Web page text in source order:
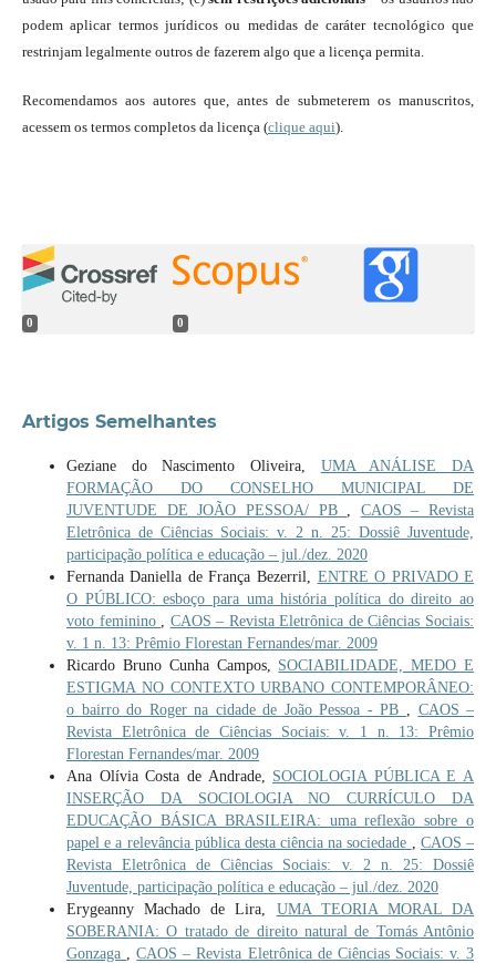
podem aplicar termos jurídicos ou medidas de caráter tecnológico que
restrinjam legalmente outros de fazerem algo que a licença permita.
Recomendamos aos autores que, antes de submeterem os manuscritos,
acessem os termos completos da licença (clique aqui).
0 0
Artigos Semelhantes
Geziane do Nascimento Oliveira, UMA ANÁLISE DA
FORMAÇÃO DO CONSELHO MUNICIPAL DE
JUVENTUDE DE JOÃO PESSOA/ PB
CAOS – Revista
Eletrônica de Ciências Sociais: v. 2 n. 25: Dossiê Juventude,
participação política e educação – jul./dez. 2020
Fernanda Daniella de França Bezerril, ENTRE O PRIVADO E
O PÚBLICO: esboço para uma história política do direito ao
voto feminino
CAOS – Revista Eletrônica de Ciências Sociais:
v. 1 n. 13: Prêmio Florestan Fernandes/mar. 2009
Ricardo Bruno Cunha Campos, SOCIABILIDADE, MEDO E
ESTIGMA NO CONTEXTO URBANO CONTEMPORÂNEO:
o bairro do Roger na cidade de João Pessoa - PB
CAOS –
Revista Eletrônica de Ciências Sociais: v. 1 n. 13: Prêmio
Florestan Fernandes/mar. 2009
Ana Olívia Costa de Andrade, SOCIOLOGIA PÚBLICA E A
INSERÇÃO DA SOCIOLOGIA NO CURRÍCULO DA
EDUCAÇÃO BÁSICA BRASILEIRA: uma reflexão sobre o
papel e a relevância pública desta ciência na sociedade
CAOS –
Revista Eletrônica de Ciências Sociais: v. 2 n. 25: Dossiê
Juventude, participação política e educação – jul./dez. 2020
Erygeanny Machado de Lira, UMA TEORIA MORAL DA
SOBERANIA: O tratado de direito natural de Tomás Antônio
Gonzaga
,CAOS – Revista Eletrônica de Ciências Sociais: v. 3